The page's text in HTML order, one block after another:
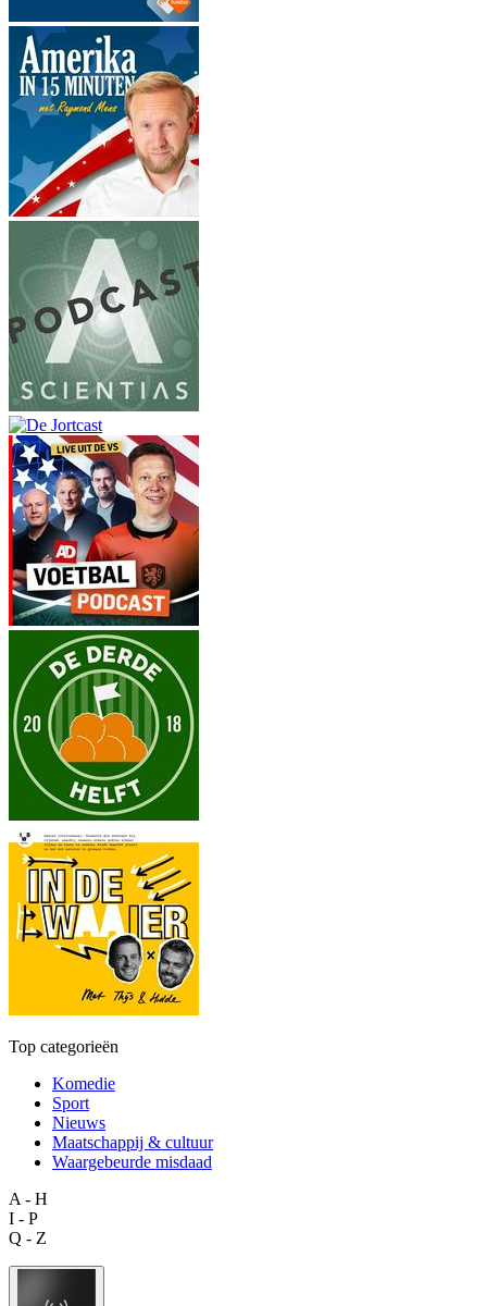
Top categorieën
Komedie
Sport
Nieuws
Maatschappij & cultuur
Waargebeurde misdaad
A - H
I - P
Q - Z